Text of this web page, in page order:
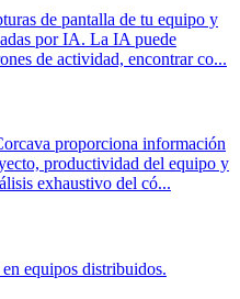
de pantalla de tu equipo y
por IA. La IA puede
de actividad, encontrar co...
proporciona información
productividad del equipo y
exhaustivo del có...
equipos distribuidos.